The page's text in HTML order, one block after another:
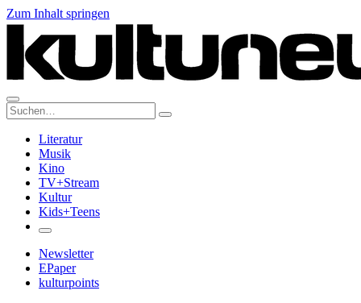
Zum Inhalt springen
Suche:
Literatur
Musik
Kino
TV+Stream
Kultur
Kids+Teens
Newsletter
EPaper
kulturpoints